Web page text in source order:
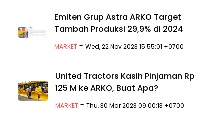
Emiten Grup Astra ARKO Target
Tambah Produksi 29,9% di 2024
MARKET- Wed, 22 Nov 2023 15:55:01 +0700
United Tractors Kasih Pinjaman Rp
125 M ke ARKO, Buat Apa?
MARKET -Thu, 30 Mar 2023 09:00:13 +0700